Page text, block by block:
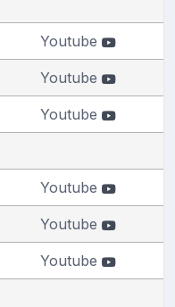
Youtube
Youtube
Youtube
Youtube
Youtube
Youtube